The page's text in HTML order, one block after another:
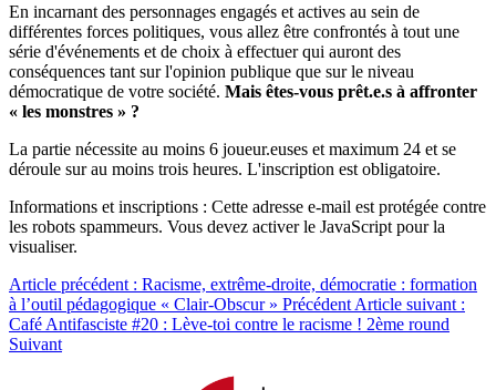
En incarnant des personnages engagés et actives au sein de
différentes forces politiques, vous allez être confrontés à tout une
série d'événements et de choix à effectuer qui auront des
conséquences tant sur l'opinion publique que sur le niveau
démocratique de votre société. Mais êtes-vous prêt.e.s à affronter
« les monstres » ?
La partie nécessite au moins 6 joueur.euses et maximum 24 et se
déroule sur au moins trois heures. L'inscription est obligatoire.
Informations et inscriptions : Cette adresse e-mail est protégée contre
les robots spammeurs. Vous devez activer le JavaScript pour la
visualiser.
Article précédent : Racisme, extrême-droite, démocratie : formation
à l’outil pédagogique « Clair-Obscur » Précédent Article suivant :
Café Antifasciste #20 : Lève-toi contre le racisme ! 2ème round
Suivant